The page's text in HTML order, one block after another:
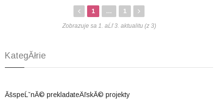
1 ... 1
Zobrazuje sa 1. aĹľ 3. aktualitu (z 3)
KategĂłrie
ĂšspeĹˇnĂ© prekladateÄľskĂ© projekty